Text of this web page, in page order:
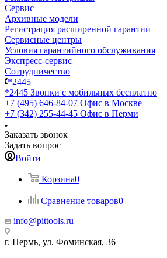
Сервис
Архивные модели
Регистрация расширенной гарантии
Сервисные центры
Условия гарантийного обслуживания
Экспресс-сервис
Сотрудничество
*2445
*2445 Звонки с мобильных бесплатно
+7 (495) 646-84-07 Офис в Москве
+7 (342) 255-44-45 Офис в Перми
Заказать звонок
Задать вопрос
Войти
Корзина0
Сравнение товаров0
info@pittools.ru
г. Пермь, ул. Фоминская, 36